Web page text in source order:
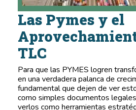
Las Pymes y el
TLC
Para que las PYMES logren
en una verdadera palanca de
fundamental que dejen de ver
como simples documentos
verlos como herramientas